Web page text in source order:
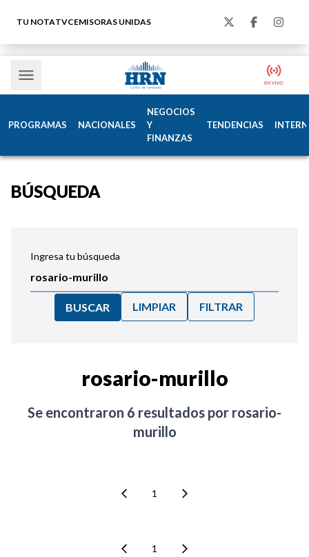
TU NOTATVCEMISORAS UNIDAS
PROGRAMAS NACIONALES
NEGOCIOS
Y
FINANZAS
TENDENCIAS
BÚSQUEDA
Ingresa tu búsqueda
BUSCAR LIMPIAR FILTRAR
rosario-murillo
Se encontraron 6 resultados por rosario-
murillo
1
1